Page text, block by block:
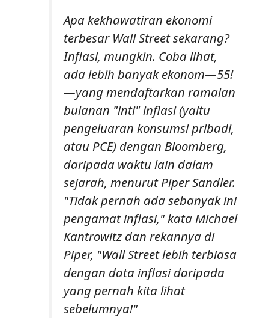
Apa kekhawatiran ekonomi
terbesar Wall Street sekarang?
Inflasi, mungkin. Coba lihat,
ada lebih banyak ekonom—55!
—yang mendaftarkan ramalan
bulanan "inti" inflasi (yaitu
pengeluaran konsumsi pribadi,
atau PCE) dengan Bloomberg,
daripada waktu lain dalam
sejarah, menurut Piper Sandler.
"Tidak pernah ada sebanyak ini
pengamat inflasi," kata Michael
Kantrowitz dan rekannya di
Piper, "Wall Street lebih terbiasa
dengan data inflasi daripada
yang pernah kita lihat
sebelumnya!"